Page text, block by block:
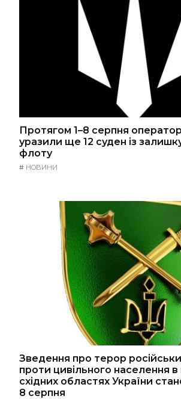
Протягом 1–8 серпня
уразили ще 12 суден із
флоту
# НОВИНИ
Зведення про терор
проти цивільного населення в
східних областях України
8 серпня